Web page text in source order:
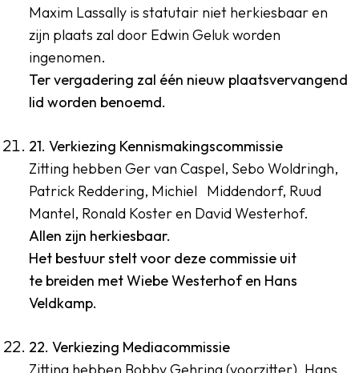
Maxim Lassally is statutair niet herkiesbaar en
zijn plaats zal door Edwin Geluk worden
ingenomen.
Ter vergadering zal één nieuw plaatsvervangend
lid worden benoemd.
21. Verkiezing Kennismakingscommissie
Zitting hebben Ger van Caspel, Sebo Woldringh,
Patrick Reddering, Michiel Middendorf, Ruud
Mantel, Ronald Koster en David Westerhof.
Allen zijn herkiesbaar.
Het bestuur stelt voor deze commissie uit
te breiden met Wiebe Westerhof en Hans
Veldkamp.
22. Verkiezing Mediacommissie